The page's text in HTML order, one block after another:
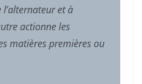
l’alternateur et à
actionne les
matières premières ou